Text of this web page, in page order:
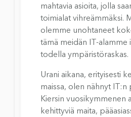
mahtavia asioita, jolla
toimialat vihreämmäksi.
olemme unohtaneet
tämä meidän IT-alamme
todella ympäristöraskas.
Urani aikana, erityisesti
maissa, olen nähnyt
Kiersin vuosikymmenen
kehittyviä maita,